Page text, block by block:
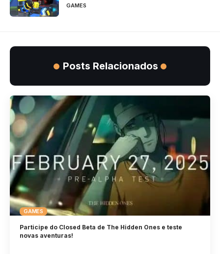
GAMES
Posts Relacionados
GAMES
Participe do Closed Beta de The Hidden Ones e teste
novas aventuras!